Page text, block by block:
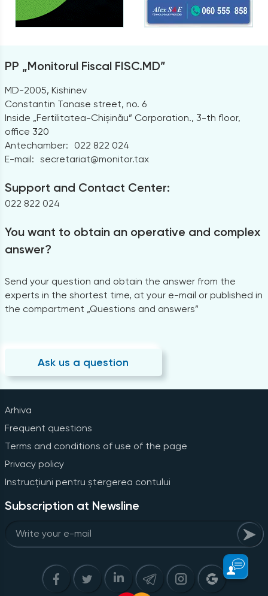
PP „Monitorul Fiscal FISC.MD”
MD-2005, Kishinev
Constantin Tanase street, no. 6
Inside „Fertilitatea-Chișinău” Corporation., 3-th floor,
office 320
Antechamber:
022 822 024
E-mail: secretariat@monitor.tax
Support and Contact Center:
022 822 024
You want to obtain an operative and complex
answer?
Send your question and obtain the answer from the
experts in the shortest time, at your e-mail or published in
the compartment „Questions and answers”
Ask us a question
Arhiva
Frequent questions
Terms and conditions of use of the page
Privacy policy
Instrucțiuni pentru ștergerea contului
Subscription at Newsline